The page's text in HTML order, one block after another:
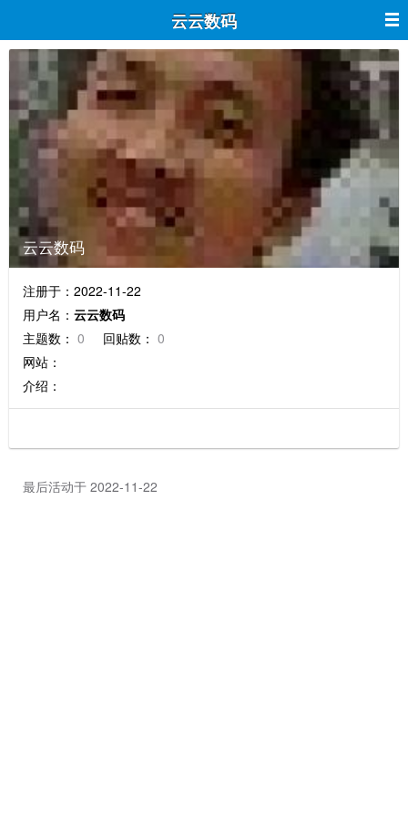
云云数码
云云数码
注册于：2022-11-22
用户名： 云云数码
主题数： 0 回贴数： 0
网站：
介绍：
最后活动于 2022-11-22